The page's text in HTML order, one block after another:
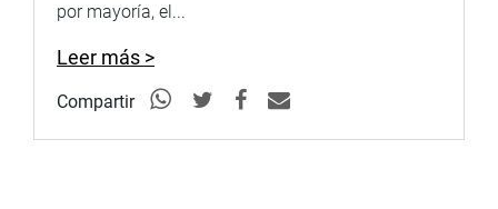
Durante la cita, el parlamentario expuso el tema,
por mayoría, el...
Leer más >
Compartir